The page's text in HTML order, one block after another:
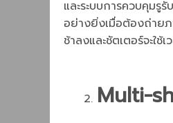
และระบบการควบคุมรู
อย่างยิ่งเมื่อต้องถ่าย
ช้าลงและชัตเตอร์จะใ
Multi-